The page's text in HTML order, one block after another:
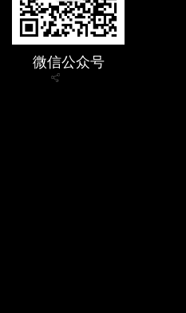
微信公众号